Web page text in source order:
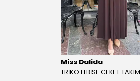
Miss Dalida
TRİKO ELBİSE CEKET TAKIM